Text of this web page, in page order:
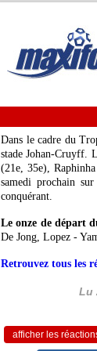
Dans le cadre du
stade Johan-Cruyff.
(21e, 35e),
samedi prochain
conquérant.
Le onze de départ
De Jong, Lopez -
Retrouvez tous les
Lu
afficher les